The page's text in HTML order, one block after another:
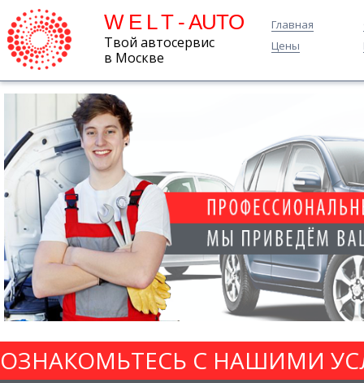
W E L T - AUTO
Твой автосервис
в Москве
Главная
Цены
ОЗНАКОМЬТЕСЬ С НАШИМИ